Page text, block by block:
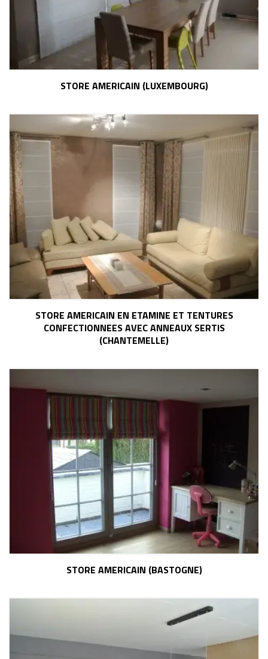
STORE AMERICAIN (LUXEMBOURG)
STORE AMERICAIN EN ETAMINE ET TENTURES
CONFECTIONNEES AVEC ANNEAUX SERTIS
(CHANTEMELLE)
STORE AMERICAIN (BASTOGNE)